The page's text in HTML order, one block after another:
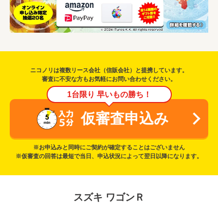
ニコノリは複数リース会社（信販会社）と提携しています。
審査に不安な方もお気軽にお問い合わせください。
1台限り 早いもの勝ち！
仮審査申込み
※お申込みと同時にご契約が確定することはございません
※仮審査の回答は最短で当日、申込状況によって翌日以降になります。
スズキ ワゴンＲ